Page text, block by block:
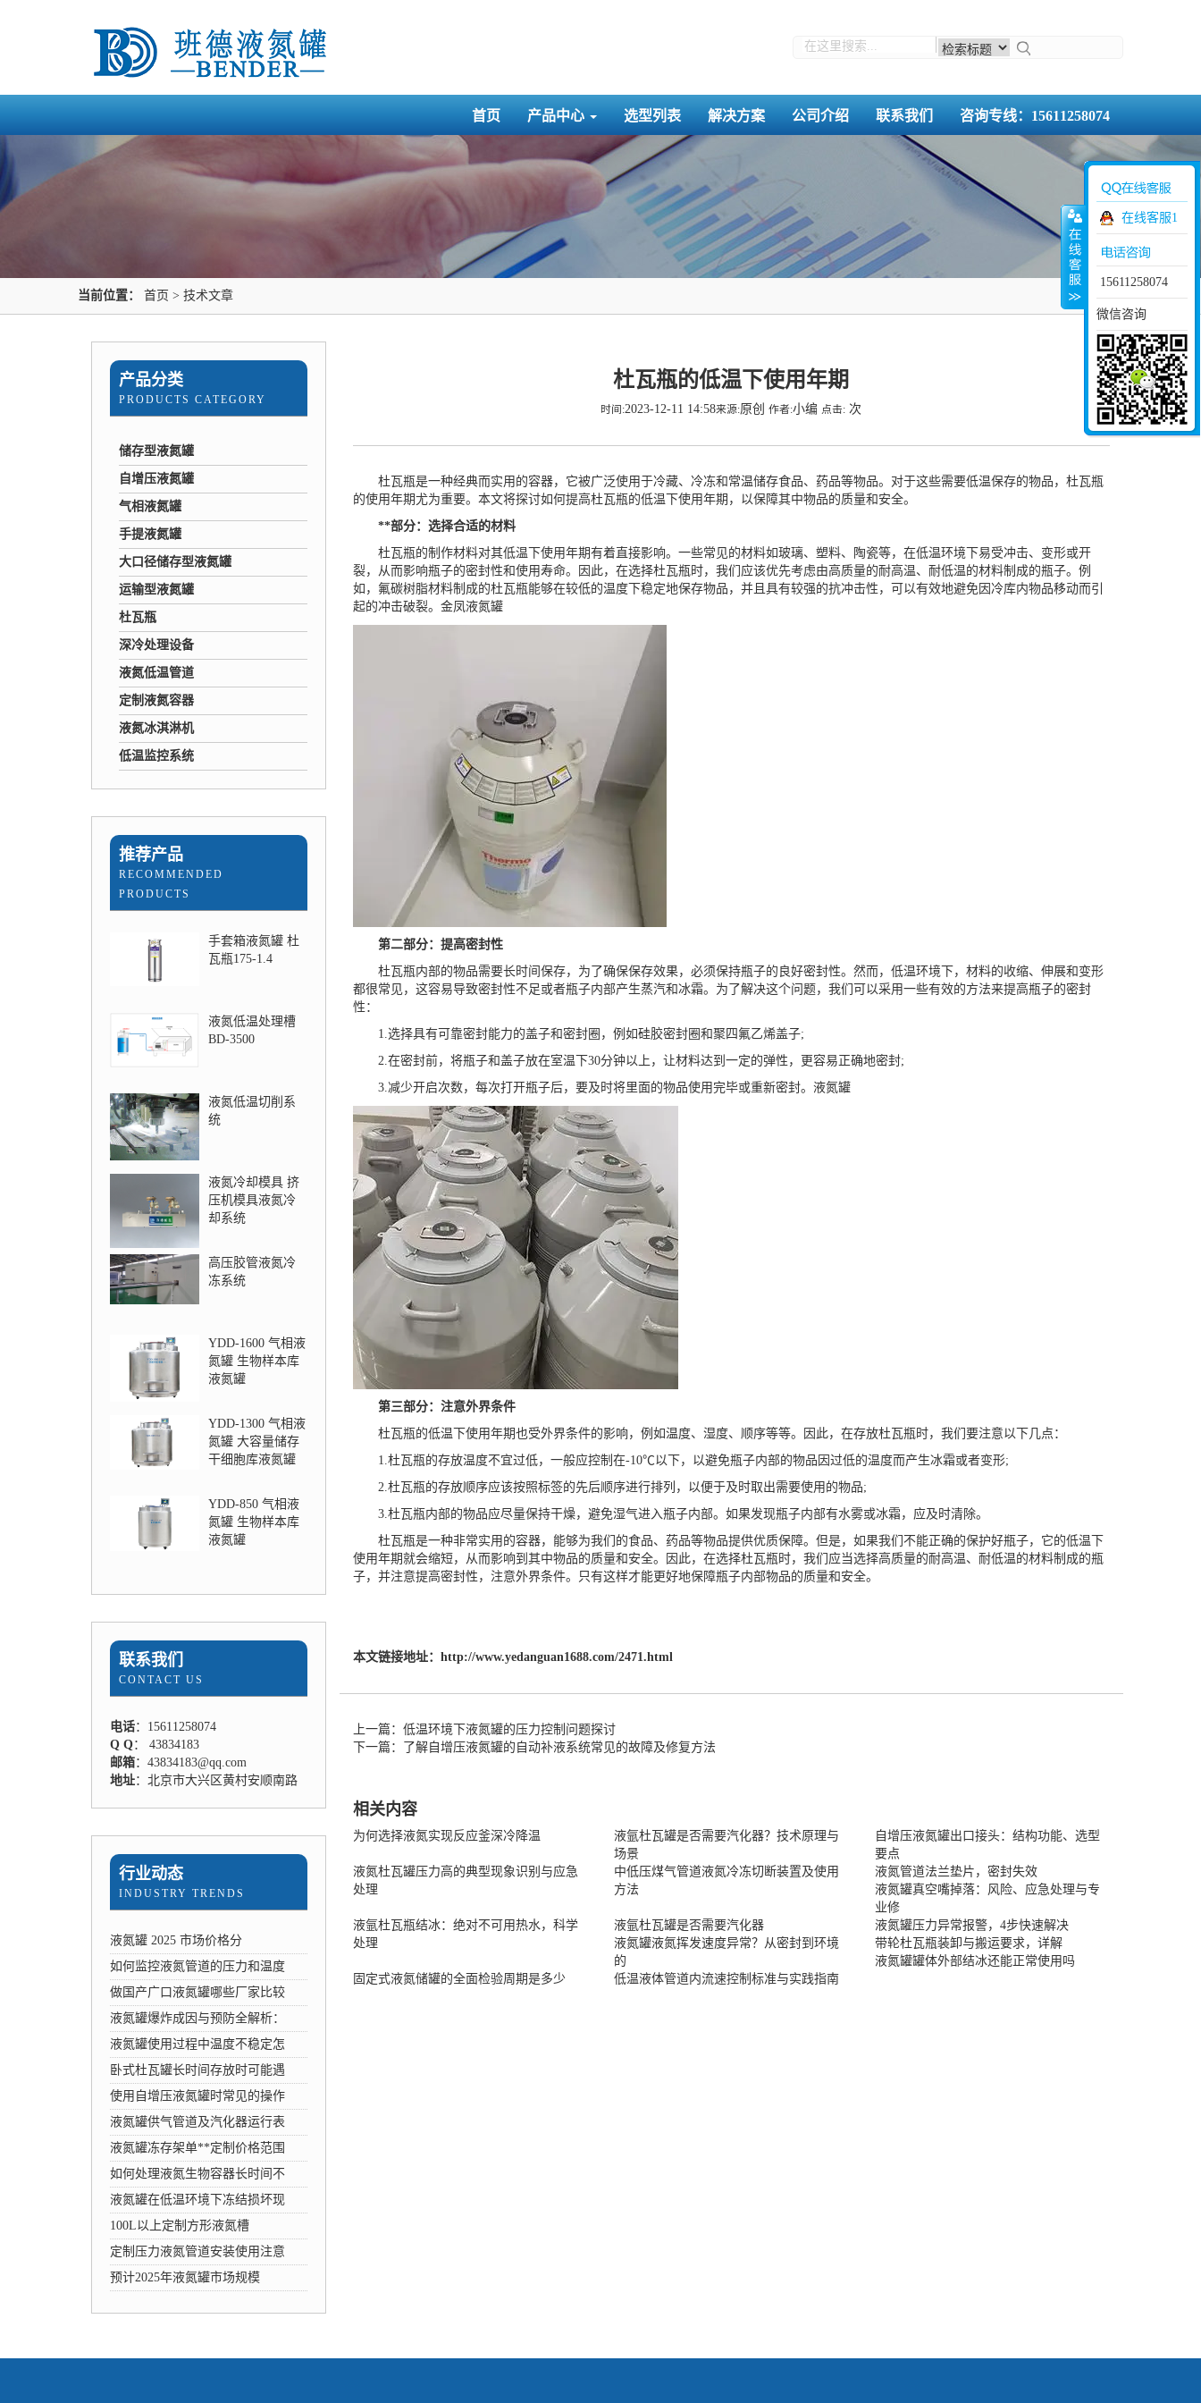
首页 产品中心 选型列表 解决方案 公司介绍 联系我们 咨询专线：15611258074
当前位置： 首页 > 技术文章
产品分类
PRODUCTS CATEGORY
储存型液氮罐
自增压液氮罐
气相液氮罐
手提液氮罐
大口径储存型液氮罐
运输型液氮罐
杜瓦瓶
深冷处理设备
液氮低温管道
定制液氮容器
液氮冰淇淋机
低温监控系统
推荐产品
RECOMMENDED
PRODUCTS
手套箱液氮罐 杜
瓦瓶175-1.4
液氮低温处理槽
BD-3500
液氮低温切削系
统
液氮冷却模具 挤
压机模具液氮冷
却系统
高压胶管液氮冷
冻系统
YDD-1600 气相液
氮罐 生物样本库
液氮罐
YDD-1300 气相液
氮罐 大容量储存
干细胞库液氮罐
YDD-850 气相液
氮罐 生物样本库
液氮罐
联系我们
CONTACT US
电话：15611258074
Q Q： 43834183
邮箱：43834183@qq.com
地址：北京市大兴区黄村安顺南路
行业动态
INDUSTRY TRENDS
液氮罐 2025 市场价格分
如何监控液氮管道的压力和温度
做国产广口液氮罐哪些厂家比较
液氮罐爆炸成因与预防全解析：
液氮罐使用过程中温度不稳定怎
卧式杜瓦罐长时间存放时可能遇
使用自增压液氮罐时常见的操作
液氮罐供气管道及汽化器运行表
液氮罐冻存架单**定制价格范围
如何处理液氮生物容器长时间不
液氮罐在低温环境下冻结损坏现
100L以上定制方形液氮槽
定制压力液氮管道安装使用注意
预计2025年液氮罐市场规模
杜瓦瓶的低温下使用年期
时间:2023-12-11 14:58来源:原创作者:小编 点击: 次
杜瓦瓶是一种经典而实用的容器，它被广泛使用于冷藏、冷冻和常温储存食品、药品等物品。对于这些需要低温保存的物品，杜瓦瓶
的使用年期尤为重要。本文将探讨如何提高杜瓦瓶的低温下使用年期，以保障其中物品的质量和安全。
**部分：选择合适的材料
杜瓦瓶的制作材料对其低温下使用年期有着直接影响。一些常见的材料如玻璃、塑料、陶瓷等，在低温环境下易受冲击、变形或开
裂，从而影响瓶子的密封性和使用寿命。因此，在选择杜瓦瓶时，我们应该优先考虑由高质量的耐高温、耐低温的材料制成的瓶子。例
如，氟碳树脂材料制成的杜瓦瓶能够在较低的温度下稳定地保存物品，并且具有较强的抗冲击性，可以有效地避免因冷库内物品移动而引
起的冲击破裂。 金凤液氮罐
第二部分：提高密封性
杜瓦瓶内部的物品需要长时间保存，为了确保保存效果，必须保持瓶子的良好密封性。然而，低温环境下，材料的收缩、伸展和变形
都很常见，这容易导致密封性不足或者瓶子内部产生蒸汽和冰霜。为了解决这个问题，我们可以采用一些有效的方法来提高瓶子的密封
性：
1.选择具有可靠密封能力的盖子和密封圈，例如硅胶密封圈和聚四氟乙烯盖子;
2.在密封前，将瓶子和盖子放在室温下30分钟以上，让材料达到一定的弹性，更容易正确地密封;
3.减少开启次数，每次打开瓶子后，要及时将里面的物品使用完毕或重新密封。 液氮罐
第三部分：注意外界条件
杜瓦瓶的低温下使用年期也受外界条件的影响，例如温度、湿度、顺序等等。因此，在存放杜瓦瓶时，我们要注意以下几点：
1.杜瓦瓶的存放温度不宜过低，一般应控制在-10℃以下，以避免瓶子内部的物品因过低的温度而产生冰霜或者变形;
2.杜瓦瓶的存放顺序应该按照标签的先后顺序进行排列，以便于及时取出需要使用的物品;
3.杜瓦瓶内部的物品应尽量保持干燥，避免湿气进入瓶子内部。如果发现瓶子内部有水雾或冰霜，应及时清除。
杜瓦瓶是一种非常实用的容器，能够为我们的食品、药品等物品提供优质保障。但是，如果我们不能正确的保护好瓶子，它的低温下
使用年期就会缩短，从而影响到其中物品的质量和安全。因此，在选择杜瓦瓶时，我们应当选择高质量的耐高温、耐低温的材料制成的瓶
子，并注意提高密封性，注意外界条件。只有这样才能更好地保障瓶子内部物品的质量和安全。
本文链接地址： http://www.yedanguan1688.com/2471.html
上一篇：低温环境下液氮罐的压力控制问题探讨
下一篇：了解自增压液氮罐的自动补液系统常见的故障及修复方法
相关内容
为何选择液氮实现反应釜深冷降温
液氩杜瓦罐是否需要汽化器？技术原理与
场景
自增压液氮罐出口接头：结构功能、选型
要点
液氮杜瓦罐压力高的典型现象识别与应急
处理
中低压煤气管道液氮冷冻切断装置及使用
方法
液氮管道法兰垫片，密封失效
液氮罐真空嘴掉落：风险、应急处理与专
业修
液氩杜瓦瓶结冰：绝对不可用热水，科学
处理
液氩杜瓦罐是否需要汽化器
液氮罐压力异常报警，4步快速解决
液氮罐液氮挥发速度异常？从密封到环境
的
带轮杜瓦瓶装卸与搬运要求，详解
液氮罐罐体外部结冰还能正常使用吗
固定式液氮储罐的全面检验周期是多少
低温液体管道内流速控制标准与实践指南
在线客服1
15611258074
微信咨询